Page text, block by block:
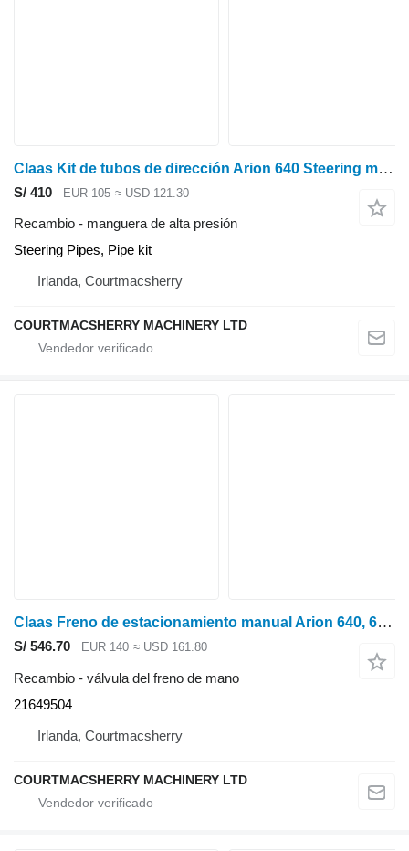
Claas Kit de tubos de dirección Arion 640 Steering manguera de alta presión para tractor de ruedas
S/ 410 EUR 105 ≈ USD 121.30
Recambio - manguera de alta presión
Steering Pipes, Pipe kit
Irlanda, Courtmacsherry
COURTMACSHERRY MACHINERY LTD
Claas Freno de estacionamiento manual Arion 640, 600, 500 21649504, 0021649501 válvula del freno de mano para tractor de ruedas
S/ 546.70 EUR 140 ≈ USD 161.80
Recambio - válvula del freno de mano
21649504
Irlanda, Courtmacsherry
COURTMACSHERRY MACHINERY LTD